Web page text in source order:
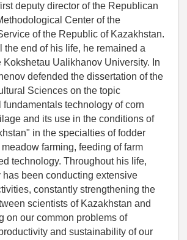
deputy director of the Republican
Center of the
of the Republic of Kazakhstan.
the end of his life, he remained a
Kokshetau Ualikhanov University. In
defended the dissertation of the
Sciences on the topic
technology of corn
and its use in the conditions of
in the specialties of fodder
farming, feeding of farm
technology. Throughout his life,
has been conducting extensive
constantly strengthening the
scientists of Kazakhstan and
on our common problems of
and sustainability of our